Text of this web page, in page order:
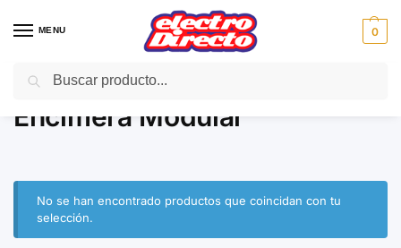
MENU 0
Inicio Gama blanca Encimeras
Encimera Modular
No se han encontrado productos que coincidan con tu
selección.